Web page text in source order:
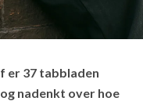
er 37 tabbladen
nadenkt over hoe